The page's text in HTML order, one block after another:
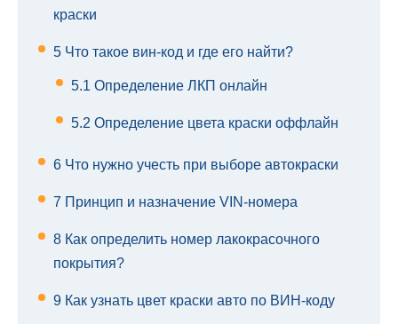
краски
5 Что такое вин-код и где его найти?
5.1 Определение ЛКП онлайн
5.2 Определение цвета краски оффлайн
6 Что нужно учесть при выборе автокраски
7 Принцип и назначение VIN-номера
8 Как определить номер лакокрасочного
покрытия?
9 Как узнать цвет краски авто по ВИН-коду